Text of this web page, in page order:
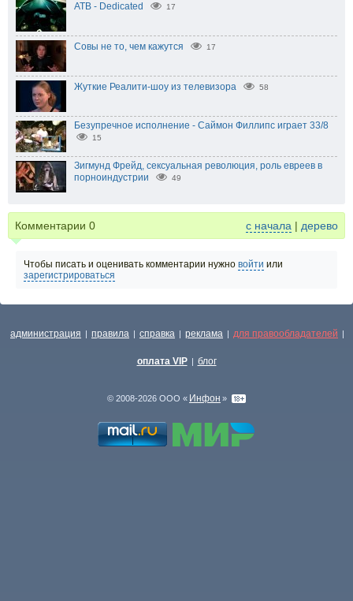
ATB - Dedicated 17
Совы не то, чем кажутся 17
Жуткие Реалити-шоу из телевизора 58
Безупречное исполнение - Саймон Филлипс играет 33/8
15
Зигмунд Фрейд, сексуальная революция, роль евреев в
порноиндустрии
49
Комментарии 0 с начала | дерево
Чтобы писать и оценивать комментарии нужно войти или
зарегистрироваться
администрация | правила | справка | реклама | для правообладателей |
оплата VIP | блог
© 2008-2026 ООО « Инфон »